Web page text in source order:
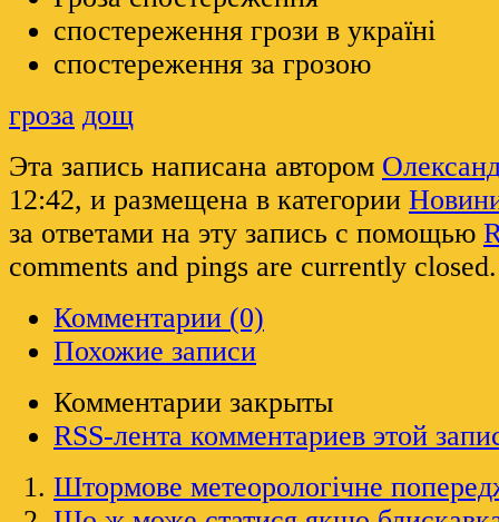
спостереження грози в україні
спостереження за грозою
гроза дощ
Эта запись написана автором
12:42, и размещена в категории
за ответами на эту запись с помощью
comments and pings are currently closed.
Комментарии (0)
Похожие записи
Комментарии закрыты
RSS-лента комментариев этой
Штормове метеорологічне